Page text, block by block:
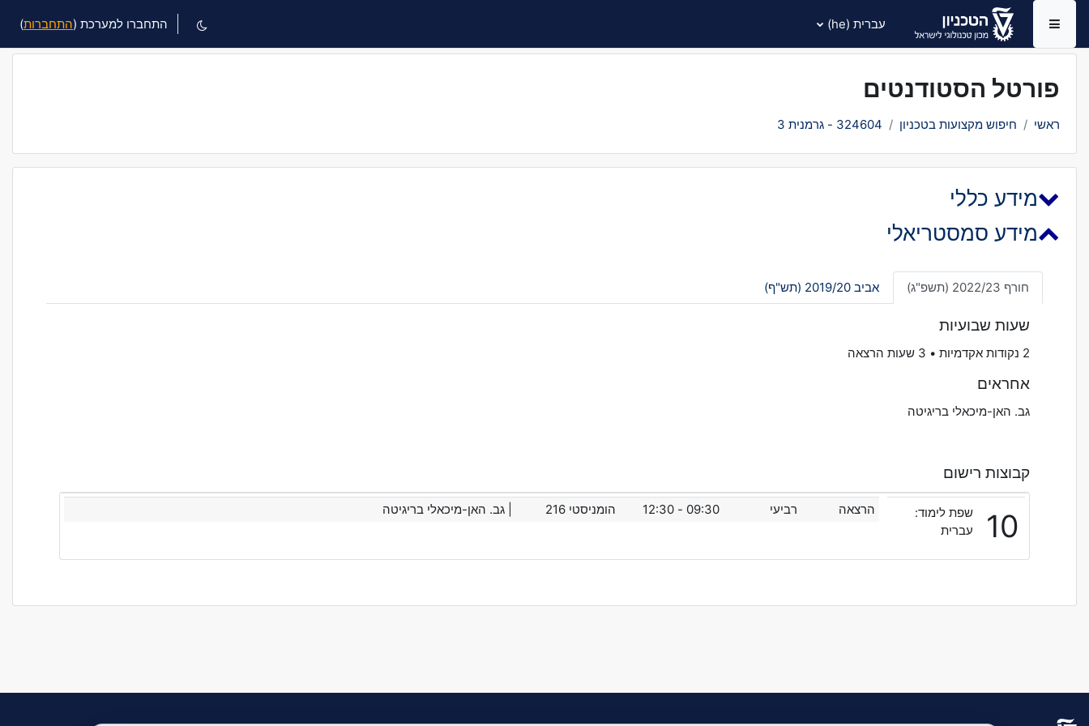
דילוג לתוכן הראשי
פורטל הסטודנטים
ראשי חיפוש מקצועות בטכניון 324604 - גרמנית 3
מידע כללי
מידע סמסטריאלי
חורף 2022/23 (תשפ"ג) אביב 2019/20 (תש"ף)
שעות שבועיות
2 נקודות אקדמיות • 3 שעות הרצאה
אחראים
גב. האן-מיכאלי בריגיטה
קבוצות רישום
10
שפת לימוד:
עברית
הרצאה רביעי 09:30 - 12:30 הומניסטי | גב. האן-מיכאלי בריגיטה
חלון סקירה צדדי עברית ‎(he)‎ התחברו למערכת (התחברות)